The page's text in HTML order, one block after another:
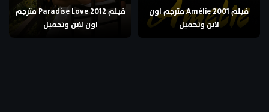
فيلم Amélie 2001 مترجم اون
لاين وتحميل
فيلم Paradise Love 2012 مترجم
اون لاين وتحميل